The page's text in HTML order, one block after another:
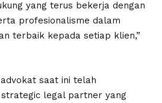
yang terus bekerja dengan
profesionalisme dalam
terbaik kepada setiap klien,”
saat ini telah
legal partner yang